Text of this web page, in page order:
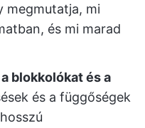
megmutatja, mi
és mi marad
blokkolókat és a
és a függőségek